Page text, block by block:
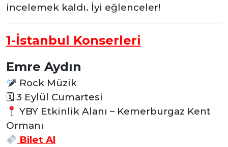
incelemek kaldı. İyi eğlenceler!
1-İstanbul Konserleri
Emre Aydın
Rock Müzik
🗓 3 Eylül Cumartesi
YBY Etkinlik Alanı – Kemerburgaz Kent
Ormanı
Bilet Al